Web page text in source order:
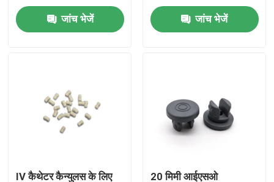
हमसे संपर्क करें
मेडिकल सिलिकॉन रबर
मेडिकल रबर स्टॉपर
रबर सिरिंज सवार
जांच भेजें जांच भेजें
IV कैथेटर कैन्युलस के लिए 20 मिमी आईएसओ